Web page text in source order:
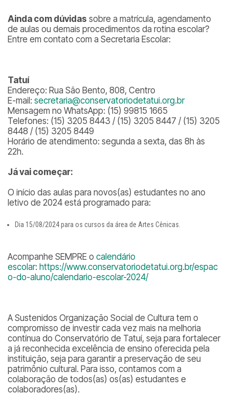
Ainda com dúvidas sobre a matrícula, agendamento
de aulas ou demais procedimentos da rotina escolar?
Entre em contato com a Secretaria Escolar:
Tatuí
Endereço: Rua São Bento, 808, Centro
E-mail: secretaria@conservatoriodetatui.org.br
Mensagem no WhatsApp: (15) 99815 1665
Telefones: (15) 3205 8443 / (15) 3205 8447 / (15) 3205
8448 / (15) 3205 8449
Horário de atendimento: segunda a sexta, das 8h às
22h.
Já vai começar:
O início das aulas para novos(as) estudantes no ano
letivo de 2024 está programado para:
Dia 15/08/2024 para os cursos da área de Artes Cênicas.
Acompanhe SEMPRE o calendário
escolar: https://www.conservatoriodetatui.org.br/espac
o-do-aluno/calendario-escolar-2024/
A Sustenidos Organização Social de Cultura tem o
compromisso de investir cada vez mais na melhoria
contínua do Conservatório de Tatuí, seja para fortalecer
a já reconhecida excelência de ensino oferecida pela
instituição, seja para garantir a preservação de seu
patrimônio cultural. Para isso, contamos com a
colaboração de todos(as) os(as) estudantes e
colaboradores(as).